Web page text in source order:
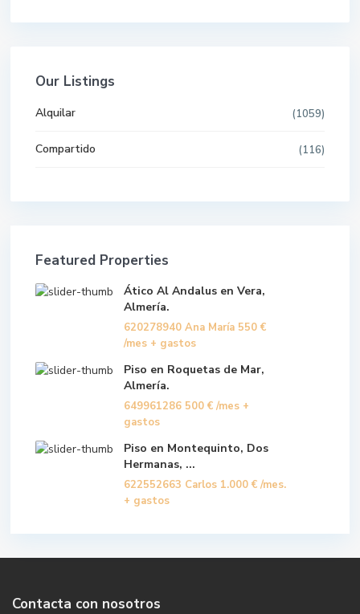
Our Listings
Alquilar (1059)
Compartido (116)
Featured Properties
Ático Al Andalus en Vera,
Almería.
620278940 Ana María 550 €
/mes + gastos
Piso en Roquetas de Mar,
Almería.
649961286 500 € /mes +
gastos
Piso en Montequinto, Dos
Hermanas, ...
622552663 Carlos 1.000 € /mes.
+ gastos
Contacta con nosotros